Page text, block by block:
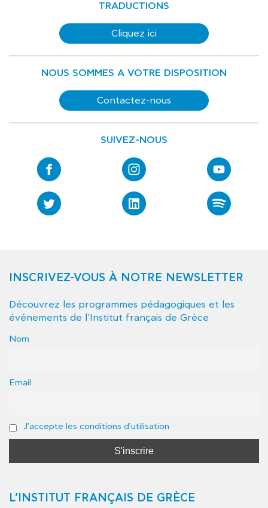
TRADUCTIONS
Cliquez ici
NOUS SOMMES A VOTRE DISPOSITION
Contactez-nous
SUIVEZ-NOUS
INSCRIVEZ-VOUS À NOTRE NEWSLETTER
Découvrez les programmes pédagogiques et les
événements de l'Institut français de Grèce
Nom
Email
J'accepte les conditions d'utilisation
L’INSTITUT FRANÇAIS DE GRÈCE